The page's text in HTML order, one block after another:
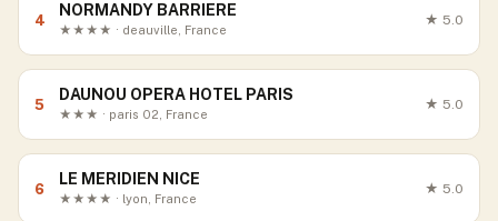
4
NORMANDY BARRIERE
★★★★ · deauville, France
★ 5.0
5
DAUNOU OPERA HOTEL PARIS
★★★ · paris 02, France
★ 5.0
6
LE MERIDIEN NICE
★★★★ · lyon, France
★ 5.0